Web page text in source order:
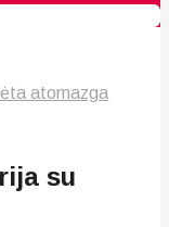
atomazga
su